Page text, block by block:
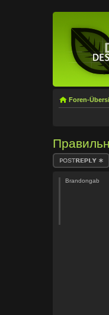
Foren-
Antwort erstellen
Brandongab